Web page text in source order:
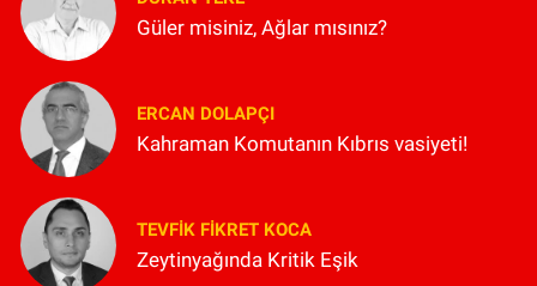
Güler misiniz, Ağlar mısınız?
ERCAN DOLAPÇI
Kahraman Komutanın Kıbrıs vasiyeti!
TEVFIK FIKRET KOCA
Zeytinyağında Kritik Eşik